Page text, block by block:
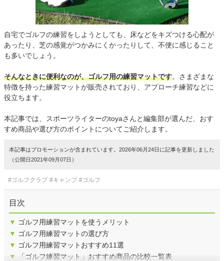
自宅でゴルフの練習をしようとしても、床などをキズつける心配が
あったり、芝の感覚がつかみにくかったりして、不便に感じること
も多いでしょう。
そんなときに便利なのが、ゴルフ用の練習マットです。さまざまな
特徴を持った練習マットが販売されており、アプローチ練習などに
役立ちます。
本記事では、スポーツライターのtoyaさんと編集部が選んだ、おす
すめ商品や選び方のポイントについてご紹介します。
本記事はプロモーションが含まれています。2026年06月24日に記事を更新しました
（公開日2021年09月07日）
#ゴルフクラブ #キャンプ #ゴルフ
目次
▼ ゴルフ用練習マットを使うメリット
▼ ゴルフ用練習マットの選び方
▼ ゴルフ用練習マットおすすめ11選
▼
「ゴルフ練習マット」おすすめ商品の比較一覧表